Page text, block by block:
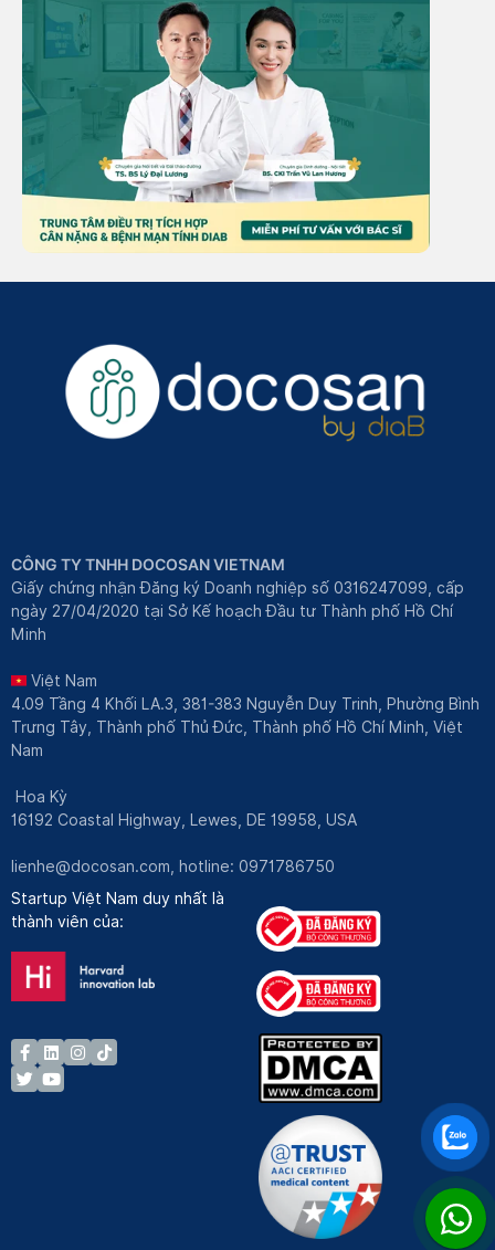
CÔNG TY TNHH DOCOSAN VIETNAM
Giấy chứng nhận Đăng ký Doanh nghiệp số 0316247099, cấp
ngày 27/04/2020 tại Sở Kế hoạch Đầu tư Thành phố Hồ Chí
Minh
Việt Nam
4.09 Tầng 4 Khối LA.3, 381-383 Nguyễn Duy Trinh, Phường Bình
Trưng Tây, Thành phố Thủ Đức, Thành phố Hồ Chí Minh, Việt
Nam
Hoa Kỳ
16192 Coastal Highway, Lewes, DE 19958, USA
lienhe@docosan.com , hotline: 0971786750
Startup Việt Nam duy nhất là
thành viên của: